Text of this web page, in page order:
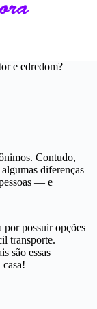
e edredom?
Contudo,
diferenças
— e
por possuir opções
transporte.
são essas